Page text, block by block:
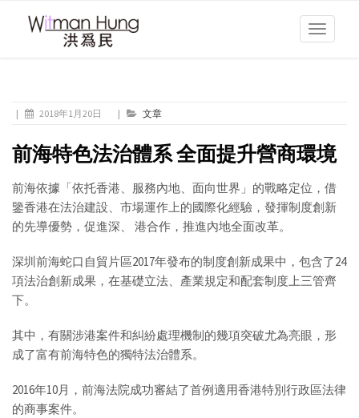
Toggle
| 2018年1月20日 | 文章
前海特色法治體系 全面提升營商環境
前海依據「依托香港、服務內地、面向世界」的戰略定位，借
鑒香港在法治建設、市場運作上的國際化經驗，發揮制度創新
的先導優勢，促進深、 港合作，推進內地全面改革。
深圳前海蛇口自貿片區2017年發布的制度創新成果中，包含了24
項法治創新成果，在基礎立法、產業規定和配套制度上三管齊
下。
其中，有關涉港案件和糾紛處理機制的幾項突破尤為亮眼，形
成了富有前海特色的獨特法治體系。
2016年10月，前海法院成功審結了首例適用香港特別行政區法律
的商事案件。